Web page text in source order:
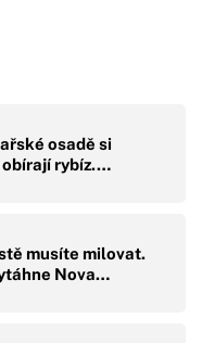
osadě si
obírají rybíz.…
musíte milovat.
Nova…